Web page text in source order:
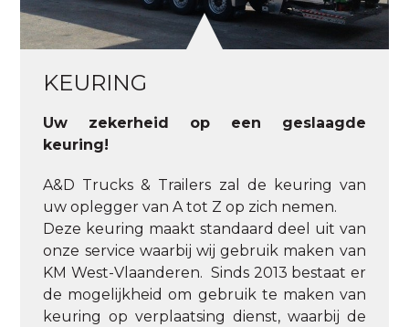
KEURING
Uw zekerheid op een geslaagde
keuring!
A&D Trucks & Trailers zal de keuring van
uw oplegger van A tot Z op zich nemen.
Deze keuring maakt standaard deel uit van
onze service waarbij wij gebruik maken van
KM West-Vlaanderen. Sinds 2013 bestaat er
de mogelijkheid om gebruik te maken van
keuring op verplaatsing dienst, waarbij de